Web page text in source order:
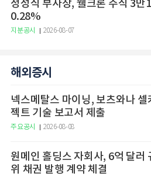
정성식 부사장, 웰크론 주식 3만1669주
0.28%
지분공시 2026-08-07
해외증시
넥스메탈스 마이닝, 보츠와나 셀
젝트 기술 보고서 제출
주요공시 2026-08-08
원메인 홀딩스 자회사, 6억 달러
위 채권 발행 계약 체결